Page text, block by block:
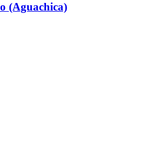
(Aguachica)